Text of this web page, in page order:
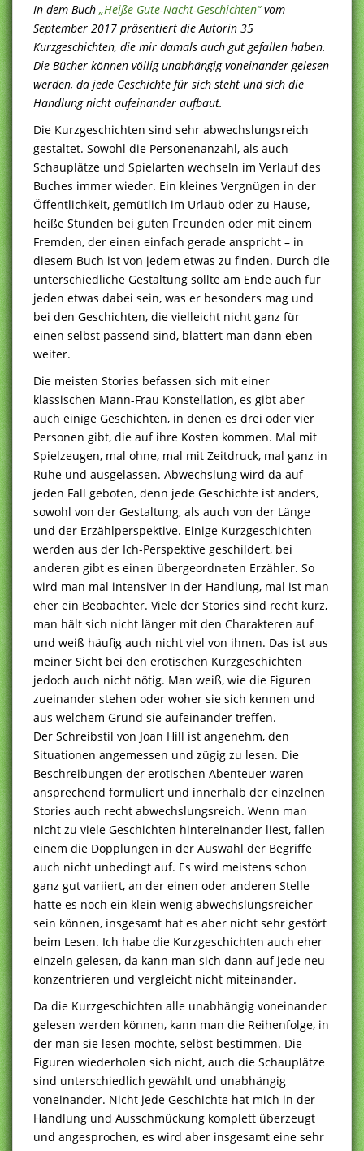
In dem Buch „Heiße Gute-Nacht-Geschichten“vom
September 2017 präsentiert die Autorin 35
Kurzgeschichten, die mir damals auch gut gefallen haben.
Die Bücher können völlig unabhängig voneinander gelesen
werden, da jede Geschichte für sich steht und sich die
Handlung nicht aufeinander aufbaut.
Die Kurzgeschichten sind sehr abwechslungsreich
gestaltet. Sowohl die Personenanzahl, als auch
Schauplätze und Spielarten wechseln im Verlauf des
Buches immer wieder. Ein kleines Vergnügen in der
Öffentlichkeit, gemütlich im Urlaub oder zu Hause,
heiße Stunden bei guten Freunden oder mit einem
Fremden, der einen einfach gerade anspricht – in
diesem Buch ist von jedem etwas zu finden. Durch die
unterschiedliche Gestaltung sollte am Ende auch für
jeden etwas dabei sein, was er besonders mag und
bei den Geschichten, die vielleicht nicht ganz für
einen selbst passend sind, blättert man dann eben
weiter.
Die meisten Stories befassen sich mit einer
klassischen Mann-Frau Konstellation, es gibt aber
auch einige Geschichten, in denen es drei oder vier
Personen gibt, die auf ihre Kosten kommen. Mal mit
Spielzeugen, mal ohne, mal mit Zeitdruck, mal ganz in
Ruhe und ausgelassen. Abwechslung wird da auf
jeden Fall geboten, denn jede Geschichte ist anders,
sowohl von der Gestaltung, als auch von der Länge
und der Erzählperspektive. Einige Kurzgeschichten
werden aus der Ich-Perspektive geschildert, bei
anderen gibt es einen übergeordneten Erzähler. So
wird man mal intensiver in der Handlung, mal ist man
eher ein Beobachter. Viele der Stories sind recht kurz,
man hält sich nicht länger mit den Charakteren auf
und weiß häufig auch nicht viel von ihnen. Das ist aus
meiner Sicht bei den erotischen Kurzgeschichten
jedoch auch nicht nötig. Man weiß, wie die Figuren
zueinander stehen oder woher sie sich kennen und
aus welchem Grund sie aufeinander treffen.
Der Schreibstil von Joan Hill ist angenehm, den
Situationen angemessen und zügig zu lesen. Die
Beschreibungen der erotischen Abenteuer waren
ansprechend formuliert und innerhalb der einzelnen
Stories auch recht abwechslungsreich. Wenn man
nicht zu viele Geschichten hintereinander liest, fallen
einem die Dopplungen in der Auswahl der Begriffe
auch nicht unbedingt auf. Es wird meistens schon
ganz gut variiert, an der einen oder anderen Stelle
hätte es noch ein klein wenig abwechslungsreicher
sein können, insgesamt hat es aber nicht sehr gestört
beim Lesen. Ich habe die Kurzgeschichten auch eher
einzeln gelesen, da kann man sich dann auf jede neu
konzentrieren und vergleicht nicht miteinander.
Da die Kurzgeschichten alle unabhängig voneinander
gelesen werden können, kann man die Reihenfolge, in
der man sie lesen möchte, selbst bestimmen. Die
Figuren wiederholen sich nicht, auch die Schauplätze
sind unterschiedlich gewählt und unabhängig
voneinander. Nicht jede Geschichte hat mich in der
Handlung und Ausschmückung komplett überzeugt
und angesprochen, es wird aber insgesamt eine sehr